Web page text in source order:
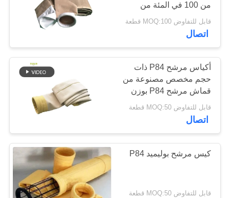
اطلب
اقتباس
خريطة
الموقع
سياسة
الخصوصية
كيس مرشح السائل
243
كيس فلتر من ألياف
الزجاج
67
من 100 في المئة من
ألياف P84 ذات نفوذ الهواء
والقوة العالية
قابل للتفاوض MOQ:100 قطعة
اتصال
أكياس مرشح P84 ذات
حجم مخصص مصنوعة من
قماش مرشح P84 بوزن
550 جرامًا لكل متر مربع
لأنظمة تجميع الغبار
والترشيح الصناعية
قابل للتفاوض MOQ:50 قطعة
اتصال
كيس مرشح بوليميد P84
قابل للتفاوض MOQ:50 قطعة